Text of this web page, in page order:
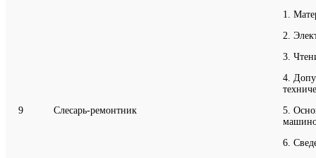
9 Слесарь-ремонтник
1.
2.
3.
4.
5.
6.